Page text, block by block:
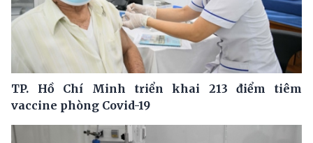
TP. Hồ Chí Minh triển khai 213 điểm tiêm
vaccine phòng Covid-19